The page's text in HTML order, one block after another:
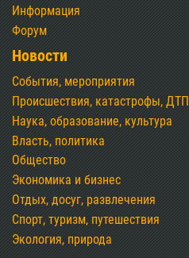
Информация
Форум
Новости
События, мероприятия
Происшествия, катастрофы, ДТП
Наука, образование, культура
Власть, политика
Общество
Экономика и бизнес
Отдых, досуг, развлечения
Спорт, туризм, путешествия
Экология, природа